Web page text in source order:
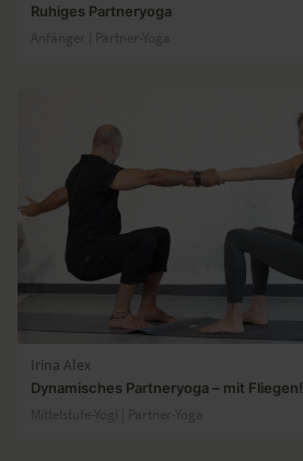
Ruhiges Partneryoga
Anfänger | Partner-Yoga
Irina Alex
Dynamisches Partneryoga – mit Fliegen!
Mittelstufe-Yogi | Partner-Yoga